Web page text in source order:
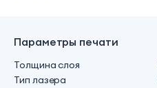
Параметры печати
Толщина слоя
Тип лазера